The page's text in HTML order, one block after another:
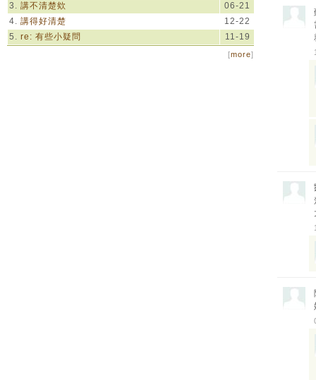
3. 講不清楚欸
06-21
4. 講得好清楚
12-22
5. re: 有些小疑問 11-19
[more]